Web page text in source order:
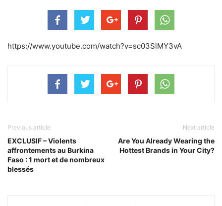
https://www.youtube.com/watch?v=sc03SlMY3vA
Previous article
EXCLUSIF – Violents
affrontements au Burkina
Faso : 1 mort et de nombreux
blessés
Next article
Are You Already Wearing the
Hottest Brands in Your City?